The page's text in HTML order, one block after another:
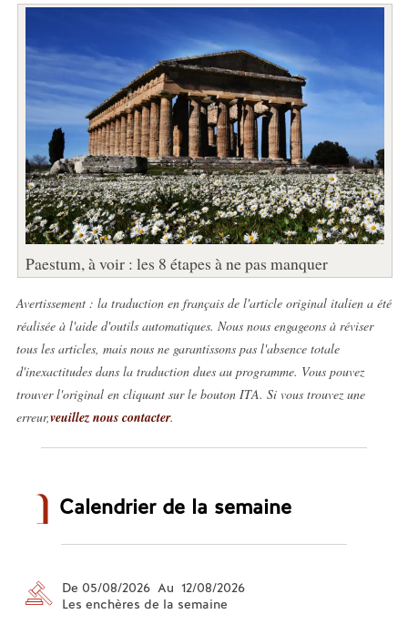
Paestum, à voir : les 8 étapes à ne pas manquer
Avertissement : la traduction en français de l'article original italien a été
réalisée à l'aide d'outils automatiques. Nous nous engageons à réviser
tous les articles, mais nous ne garantissons pas l'absence totale
d'inexactitudes dans la traduction dues au programme. Vous pouvez
trouver l'original en cliquant sur le bouton ITA. Si vous trouvez une
erreur,veuillez nous contacter.
Calendrier de la semaine
De 05/08/2026 Au 12/08/2026
Les enchères de la semaine